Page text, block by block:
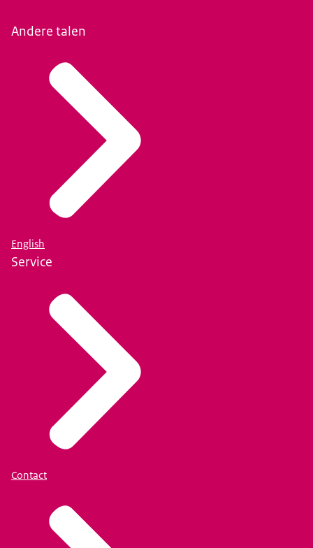
Andere talen
English
Service
Contact